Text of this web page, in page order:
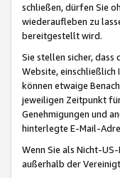
schließen, dürfen Sie
wiederaufleben zu
bereitgestellt wird.
Sie stellen sicher,
Website,
können etwaige
jeweiligen Zeitpunkt
Genehmigungen und
hinterlegte E-Mail-
Wenn Sie als Nicht-
außerhalb der